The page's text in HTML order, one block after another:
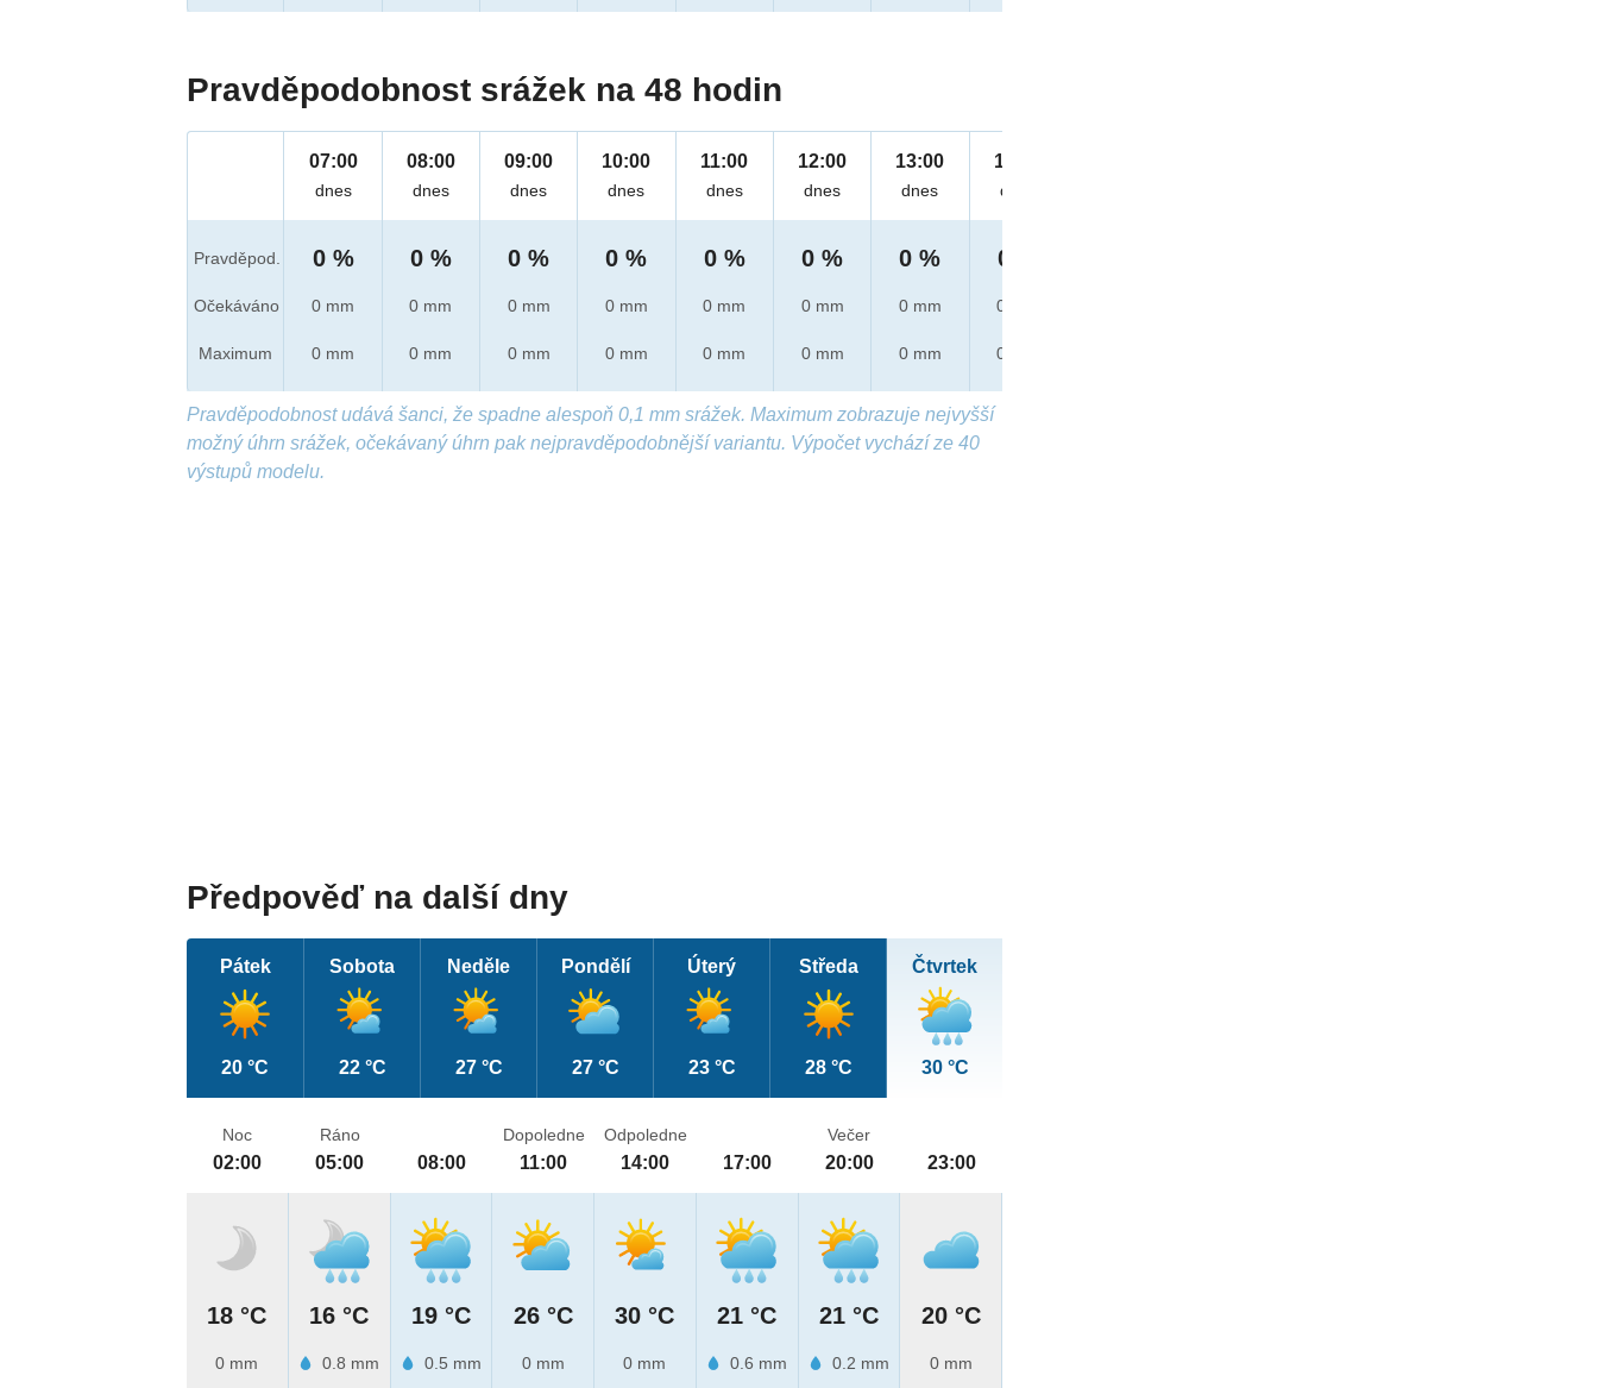
Pravděpodobnost srážek na 48 hodin
Pravděpod.
Očekáváno
Maximum
07:00
dnes
0 %
0 mm
0 mm
08:00
dnes
0 %
0 mm
0 mm
09:00
dnes
0 %
0 mm
0 mm
10:00
dnes
0 %
0 mm
0 mm
11:00
dnes
0 %
0 mm
0 mm
12:00
dnes
0 %
0 mm
0 mm
13:00
dnes
0 %
0 mm
0 mm
14:00
dnes
0 %
0 mm
0 mm
Pravděpodobnost udává šanci, že spadne alespoň 0,1 mm srážek. Maximum zobrazuje nejvyšší
možný úhrn srážek, očekávaný úhrn pak nejpravděpodobnější variantu. Výpočet vychází ze 40
výstupů modelu.
Předpověď na další dny
Pátek
20 °C
Sobota
22 °C
Neděle
27 °C
Pondělí
27 °C
Úterý
23 °C
Středa
28 °C
Čtvrtek
30 °C
Noc
02:00
18 °C
0 mm
Ráno
05:00
16 °C
0.8 mm
08:00
19 °C
0.5 mm
Dopoledne
11:00
26 °C
0 mm
Odpoledne
14:00
30 °C
0 mm
17:00
21 °C
0.6 mm
Večer
20:00
21 °C
0.2 mm
23:00
20 °C
0 mm